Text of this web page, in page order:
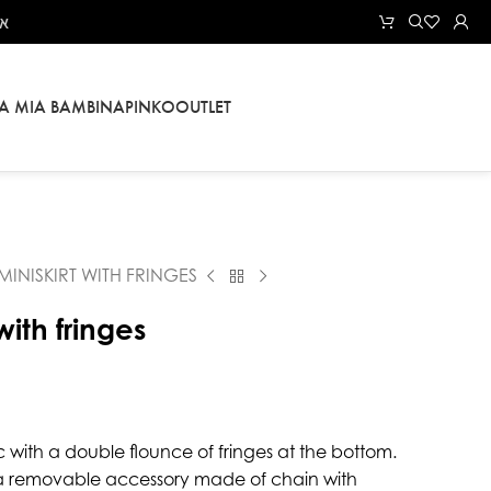
MIA BAMBINAPINKOOUTLET
WITH FRINGES
fringes
with a double flounce of fringes at the bottom.
removable accessory made of chain with